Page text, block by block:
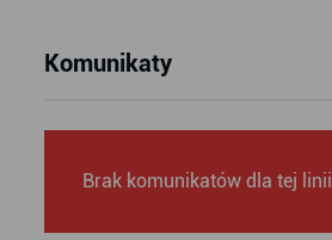
Komunikaty
Brak komunikatów dla tej linii